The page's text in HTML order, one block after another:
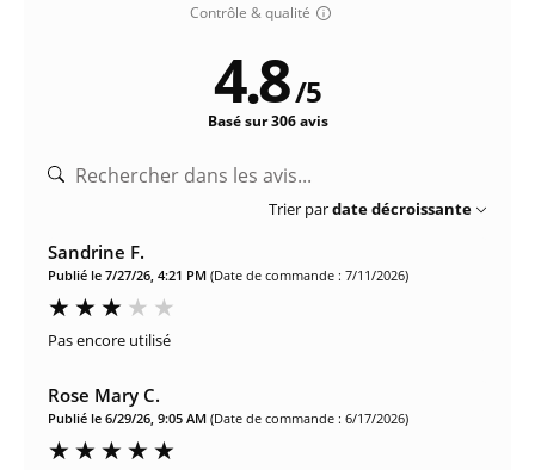
Contrôle & qualité
4.8/5
Basé sur 306 avis
Trier pardate décroissante
Sandrine F.
Publié le 7/27/26, 4:21 PM (Date de commande : 7/11/2026)
Pas encore utilisé
Rose Mary C.
Publié le 6/29/26, 9:05 AM (Date de commande : 6/17/2026)